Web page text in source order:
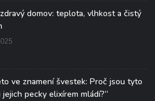
zdravý domov: teplota, vlhkost a čistý
ve znamení švestek: Proč jsou tyto
pecky elixírem mládí?“